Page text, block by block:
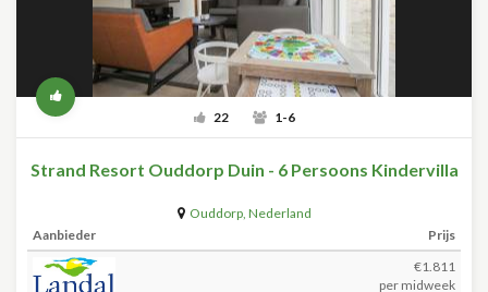
22 1-6
Strand Resort Ouddorp Duin - 6 Persoons Kindervilla
Ouddorp, Nederland
Aanbieder
Prijs
€1.811
per midweek